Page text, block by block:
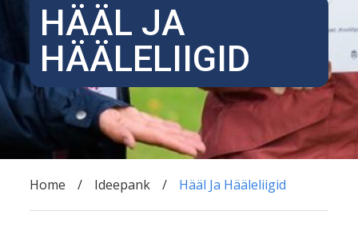
HÄÄL JA
HÄÄLELIIGID
Home Ideepank Hääl Ja Hääleliigid